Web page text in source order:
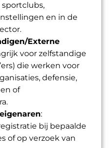
en in de
Externe
voor zelfstandige
die werken voor
defensie,
of
:
bij bepaalde
of op verzoek van